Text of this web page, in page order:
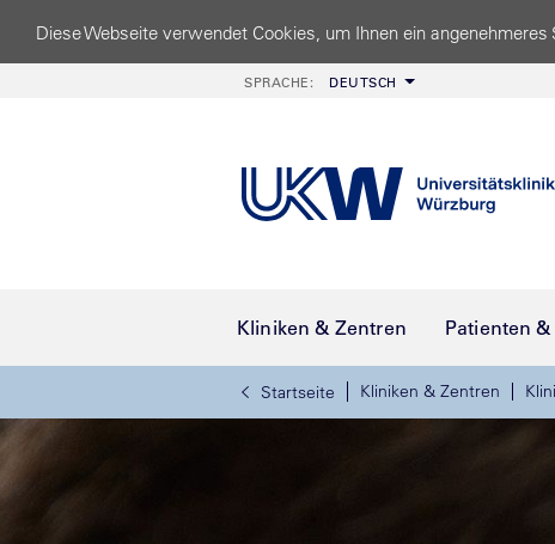
Diese Webseite verwendet Cookies, um Ihnen ein angenehmeres
SPRACHE: DEUTSCH
Kliniken & Zentren Patienten
Startseite Kliniken & Zentren